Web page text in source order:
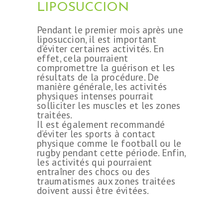
LIPOSUCCION
Pendant le premier mois après une
liposuccion, il est important
d’éviter certaines activités. En
effet, cela pourraient
compromettre la guérison et les
résultats de la procédure. De
manière générale, les activités
physiques intenses pourrait
solliciter les muscles et les zones
traitées.
Il est également recommandé
d’éviter les sports à contact
physique comme le football ou le
rugby pendant cette période. Enfin,
les activités qui pourraient
entraîner des chocs ou des
traumatismes aux zones traitées
doivent aussi être évitées.